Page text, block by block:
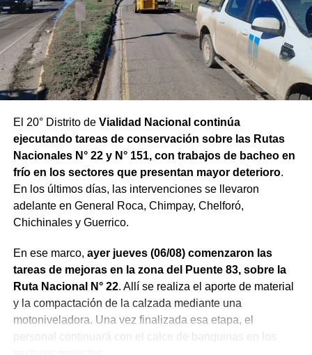
El 20° Distrito de Vialidad Nacional continúa
ejecutando tareas de conservación sobre las Rutas
Nacionales N° 22 y N° 151, con trabajos de bacheo en
frío en los sectores que presentan mayor deterioro.
En los últimos días, las intervenciones se llevaron
adelante en General Roca, Chimpay, Chelforó,
Chichinales y Guerrico.
En ese marco, ayer jueves (06/08) comenzaron las
tareas de mejoras en la zona del Puente 83, sobre la
Ruta Nacional N° 22. Allí se realiza el aporte de material
y la compactación de la calzada mediante una
motoniveladora. Una vez finalizada esa etapa, el
personal continuará con el calce de banquinas en los